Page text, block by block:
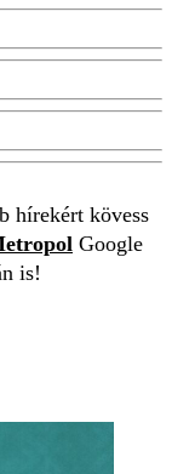
hírekért kövess
Google
is!